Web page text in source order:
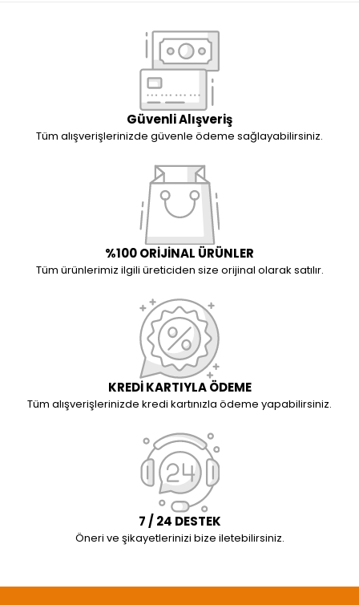
Güvenli Alışveriş
Tüm alışverişlerinizde güvenle ödeme sağlayabilirsiniz.
%100 ORİJİNAL ÜRÜNLER
Tüm ürünlerimiz ilgili üreticiden size orijinal olarak satılır.
KREDİ KARTIYLA ÖDEME
Tüm alışverişlerinizde kredi kartınızla ödeme yapabilirsiniz.
7 / 24 DESTEK
Öneri ve şikayetlerinizi bize iletebilirsiniz.